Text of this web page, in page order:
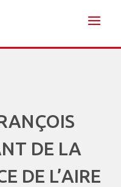
DE LA
DE L’AIRE